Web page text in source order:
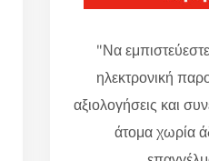
"Να
ηλεκτρονική
αξιολογήσεις και
άτομα χωρία